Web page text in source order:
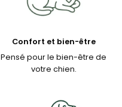
Confort et bien-être
Pensé pour le bien-être de
votre chien.